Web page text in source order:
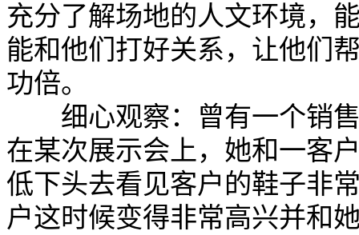
充分了解场地的人文环境，
能和他们打好关系，让他们
功倍。
细心观察：曾有一个销
在某次展示会上，她和一客
低下头去看见客户的鞋子非
户这时候变得非常高兴并和